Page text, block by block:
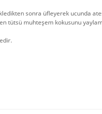
sonra üfleyerek ucunda
tütsü muhteşem kokusunu